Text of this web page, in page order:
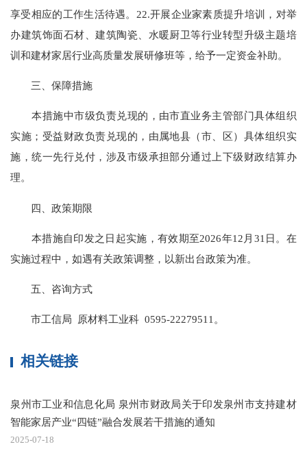
享受相应的工作生活待遇。22.开展企业家素质提升培训，对举
办建筑饰面石材、建筑陶瓷、水暖厨卫等行业转型升级主题培
训和建材家居行业高质量发展研修班等，给予一定资金补助。
三、保障措施
本措施中市级负责兑现的，由市直业务主管部门具体组织
实施；受益财政负责兑现的，由属地县（市、区）具体组织实
施，统一先行兑付，涉及市级承担部分通过上下级财政结算办
理。
四、政策期限
本措施自印发之日起实施，有效期至2026年12月31日。在
实施过程中，如遇有关政策调整，以新出台政策为准。
五、咨询方式
市工信局 原材料工业科 0595-22279511。
相关链接
泉州市工业和信息化局 泉州市财政局关于印发泉州市支持建材
智能家居产业“四链”融合发展若干措施的通知
2025-07-18